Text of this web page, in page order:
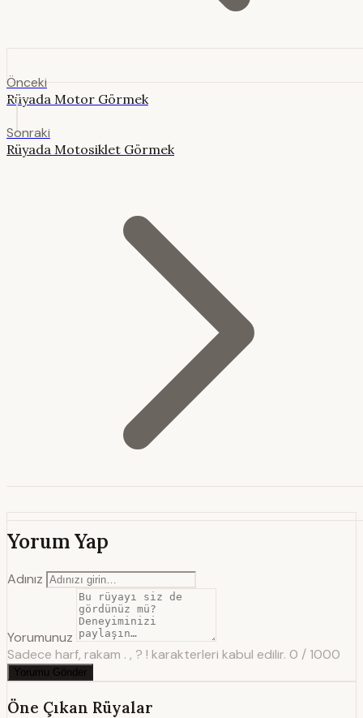
Önceki
Rüyada Motor Görmek
Sonraki
Rüyada Motosiklet Görmek
Yorum Yap
Adınız
Yorumunuz
Sadece harf, rakam . , ? ! karakterleri kabul edilir. 0 / 1000
Yorumu Gönder
Öne Çıkan Rüyalar